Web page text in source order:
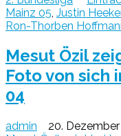
Mainz 05 Justin
Ron-Thorben
Mesut Özil
Foto von sich
04
admin 20.